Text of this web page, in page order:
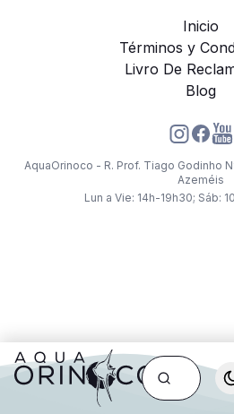
Inicio
Términos y
Livro De
Blog
AquaOrinoco - R. Prof. Tiago Godinho
Azeméis
Lun a Vie: 14h-19h30; Sáb: